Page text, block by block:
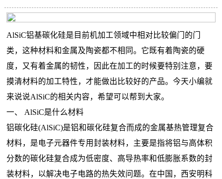
AlSiC铝基碳化硅是目前机加工领域中相对比较偏门的门
类，这种材料和金属及陶瓷都不相同。它既有着陶瓷的硬
度，又有着金属的韧性，因此在加工的时候要特别注意，要
摸清材料的加工特性，才能做出比较好的产品。今天小编就
来说说AlSiC的相关内容，希望可以帮到大家。
一、 AlSiC是什么材料
铝碳化硅(AlSiC)是铝和碳化硅复合而成的金属基热管理复合
材料，是电子元器件专用封装材料，主要是指将铝与高体积
分数的碳化硅复合成为低密度、高导热率和低膨胀系数的封
装材料，以解决电子电路的热失效问题。在中国，西安明科